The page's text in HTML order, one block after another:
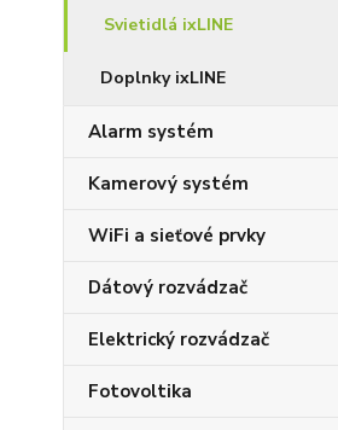
Svietidlá ixLINE
Doplnky ixLINE
Alarm systém
Kamerový systém
WiFi a sieťové prvky
Dátový rozvádzač
Elektrický rozvádzač
Fotovoltika